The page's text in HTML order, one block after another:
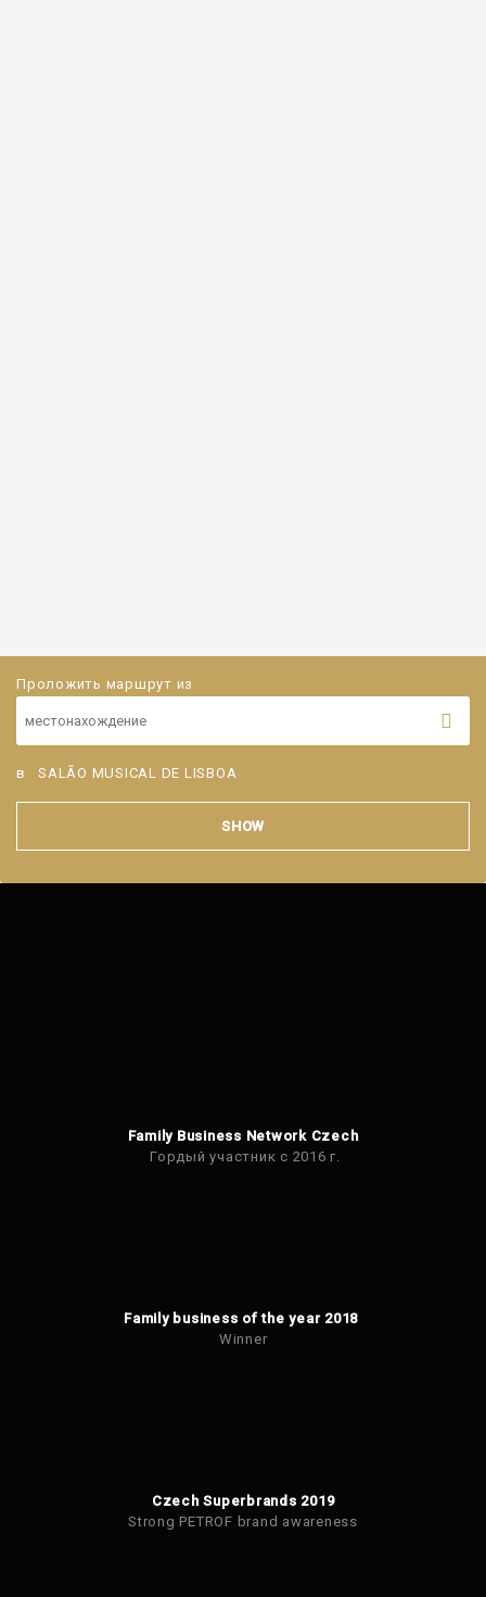
Проложить маршрут из
в SALÃO MUSICAL DE LISBOA
SHOW
Family Business Network Czech
Гордый участник с 2016 г.
Family business of the year 2018
Winner
Czech Superbrands 2019
Strong PETROF brand awareness